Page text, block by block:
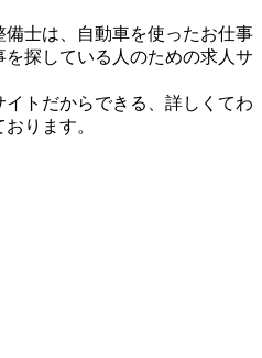
士は、自動車を使ったお仕事
探している人のための求人サ
イトだからできる、詳しくてわ
ります。